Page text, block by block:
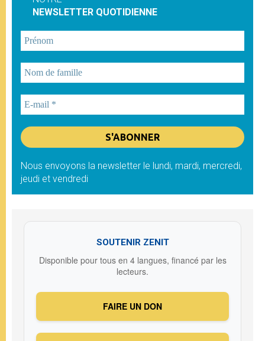
NEWSLETTER QUOTIDIENNE
Nous envoyons la newsletter le lundi, mardi, mercredi,
jeudi et vendredi
SOUTENIR ZENIT
Disponible pour tous en 4 langues, financé par les
lecteurs.
FAIRE UN DON